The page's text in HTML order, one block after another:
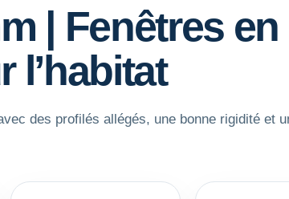
| Fenêtres en
l’habitat
des profilés allégés, une bonne rigidité et